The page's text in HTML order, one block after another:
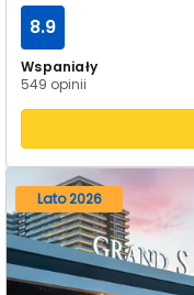
Wspaniały
549 opinii
8.9
Lato 2026